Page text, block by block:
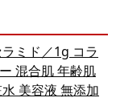
ラミド／1g コラ
混合肌 年齢肌
美容液 無添加